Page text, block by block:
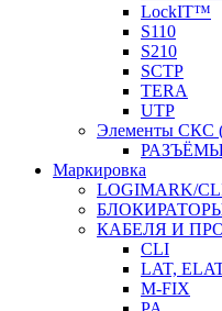
LockIT™
S110
S210
SCTP
TERA
UTP
Элементы СКС
РАЗЪЁМЫ
Маркировка
LOGIMARK/
КАБЕЛЯ И
CLI
LAT,
M-FIX